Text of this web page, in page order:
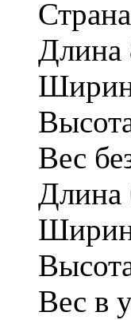
Страна
Длина
Вес
Длина
Вес в